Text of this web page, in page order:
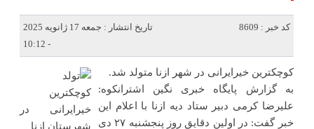
کد خبر : 8609
تاریخ انتشار : جمعه 17 ژانویه 2025
- 10:12
کوچکترین خیرایرانی در شهر ازنا متولد شد.
به گزارش پایگاه خبری نگین اشترانکوه:
علیرضا کرمی دبیر ستاد دیه ازنا با اعلام این
خبر گفت: در اولین دقایق روز پنجشنبه ۲۷ دی